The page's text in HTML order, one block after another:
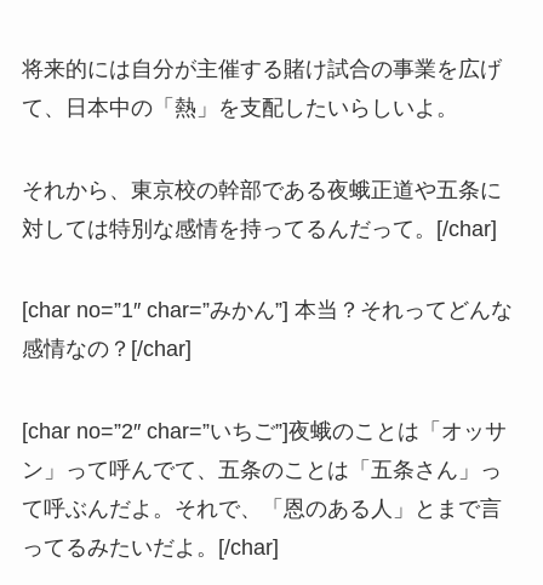
将来的には自分が主催する賭け試合の事業を広げ
て、日本中の「熱」を支配したいらしいよ。
それから、東京校の幹部である夜蛾正道や五条に
対しては特別な感情を持ってるんだって。[/char]
[char no=”1″ char=”みかん”] 本当？それってどんな
感情なの？[/char]
[char no=”2″ char=”いちご”]夜蛾のことは「オッサ
ン」って呼んでて、五条のことは「五条さん」っ
て呼ぶんだよ。それで、「恩のある人」とまで言
ってるみたいだよ。[/char]